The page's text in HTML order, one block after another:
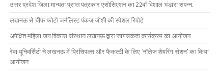
उत्तर प्रदेश जिला मान्यता प्राप्त पत्रकार एसोसिएशन का 22वाँ विशाल भंडारा संपन्न.
लखनऊ से चीफ फोटो जर्नलिस्ट पंकज जोशी की स्पेशल रिपोर्ट
अपेक्षित महिला जन विकास संस्थान लखनऊ द्वारा जागरूकता कार्यक्रम का आयोजन
रेवा यूनिवर्सिटी ने लखनऊ में प्रिंसिपल्स और फैकल्टी के लिए ‘नॉलेज शेयरिंग सेशन’ का किया
आयोजन